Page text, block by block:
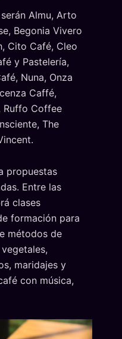
Almu, Arto
Begonia Vivero
Cito Café, Cleo
y Pastelería,
Nuna, Onza
Caffé,
Ruffo Coffee
The
propuestas
Entre las
clases
formación para
métodos de
maridajes y
con música,